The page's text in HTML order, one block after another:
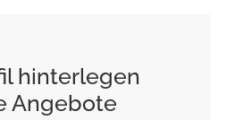
hinterlegen
Angebote